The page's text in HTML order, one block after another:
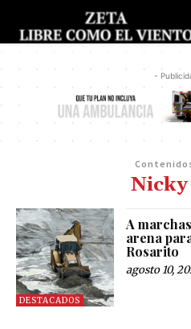
-
DESTACADOS
A
arena
Rosarito
agosto 10,